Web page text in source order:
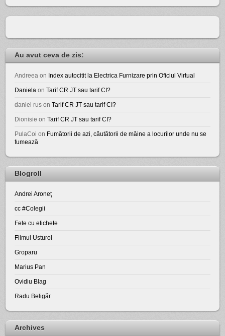
Au avut ceva de zis:
Andreea on Index autocitit la Electrica Furnizare prin Oficiul Virtual
Daniela onTarif CR JT sau tarif CI?
daniel rus onTarif CR JT sau tarif CI?
Dionisie onTarif CR JT sau tarif CI?
PulaCoi on Fumătorii de azi, căutătorii de mâine a locurilor unde nu se
fumează
Blogroll
Andrei Aroneţ
cc #Colegii
Fete cu etichete
Filmul Usturoi
Groparu
Marius Pan
Ovidiu Blag
Radu Beligăr
Archives